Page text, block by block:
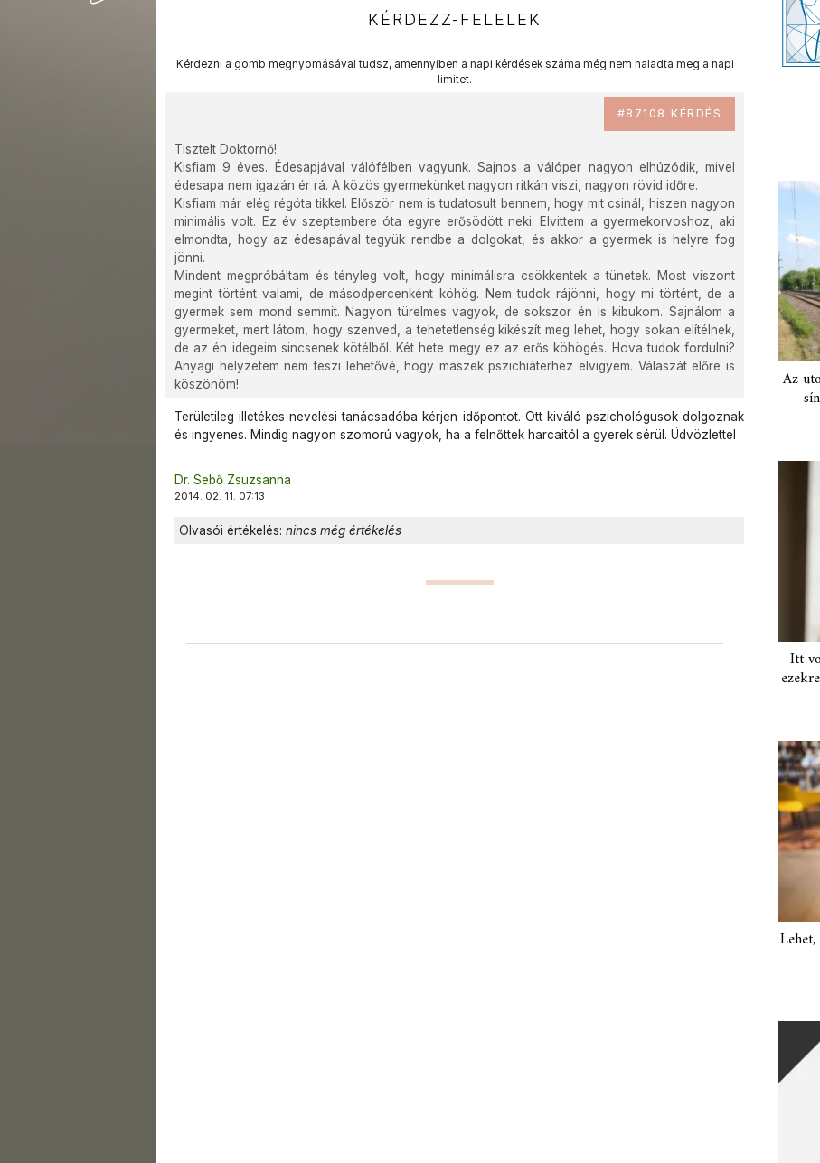
KÉRDEZZ-FELELEK
Kérdezni a gomb megnyomásával tudsz, amennyiben a napi kérdések száma még nem haladta meg a napi
limitet.
#87108 KÉRDÉS
Tisztelt Doktornő!
Kisfiam 9 éves. Édesapjával válófélben vagyunk. Sajnos a válóper nagyon elhúzódik, mivel
édesapa nem igazán ér rá. A közös gyermekünket nagyon ritkán viszi, nagyon rövid időre.
Kisfiam már elég régóta tikkel. Először nem is tudatosult bennem, hogy mit csinál, hiszen nagyon
minimális volt. Ez év szeptembere óta egyre erősödött neki. Elvittem a gyermekorvoshoz, aki
elmondta, hogy az édesapával tegyük rendbe a dolgokat, és akkor a gyermek is helyre fog
jönni.
Mindent megpróbáltam és tényleg volt, hogy minimálisra csökkentek a tünetek. Most viszont
megint történt valami, de másodpercenként köhög. Nem tudok rájönni, hogy mi történt, de a
gyermek sem mond semmit. Nagyon türelmes vagyok, de sokszor én is kibukom. Sajnálom a
gyermeket, mert látom, hogy szenved, a tehetetlenség kikészít meg lehet, hogy sokan elítélnek,
de az én idegeim sincsenek kötélből. Két hete megy ez az erős köhögés. Hova tudok fordulni?
Anyagi helyzetem nem teszi lehetővé, hogy maszek pszichiáterhez elvigyem. Válaszát előre is
köszönöm!
Területileg illetékes nevelési tanácsadóba kérjen időpontot. Ott kiváló pszichológusok dolgoznak
és ingyenes. Mindig nagyon szomorú vagyok, ha a felnőttek harcaitól a gyerek sérül. Üdvözlettel
Dr. Sebő Zsuzsanna
2014. 02. 11. 07:13
Olvasói értékelés: nincs még értékelés
Az
Itt